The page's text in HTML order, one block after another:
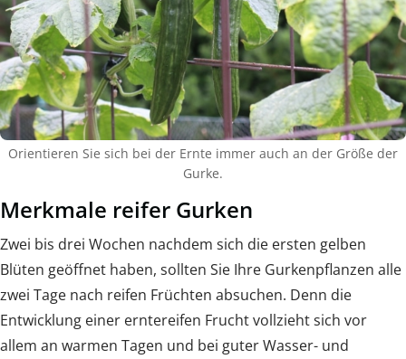
Orientieren Sie sich bei der Ernte immer auch an der Größe der
Gurke.
Merkmale reifer Gurken
Zwei bis drei Wochen nachdem sich die ersten gelben
Blüten geöffnet haben, sollten Sie Ihre Gurkenpflanzen alle
zwei Tage nach reifen Früchten absuchen. Denn die
Entwicklung einer erntereifen Frucht vollzieht sich vor
allem an warmen Tagen und bei guter Wasser- und